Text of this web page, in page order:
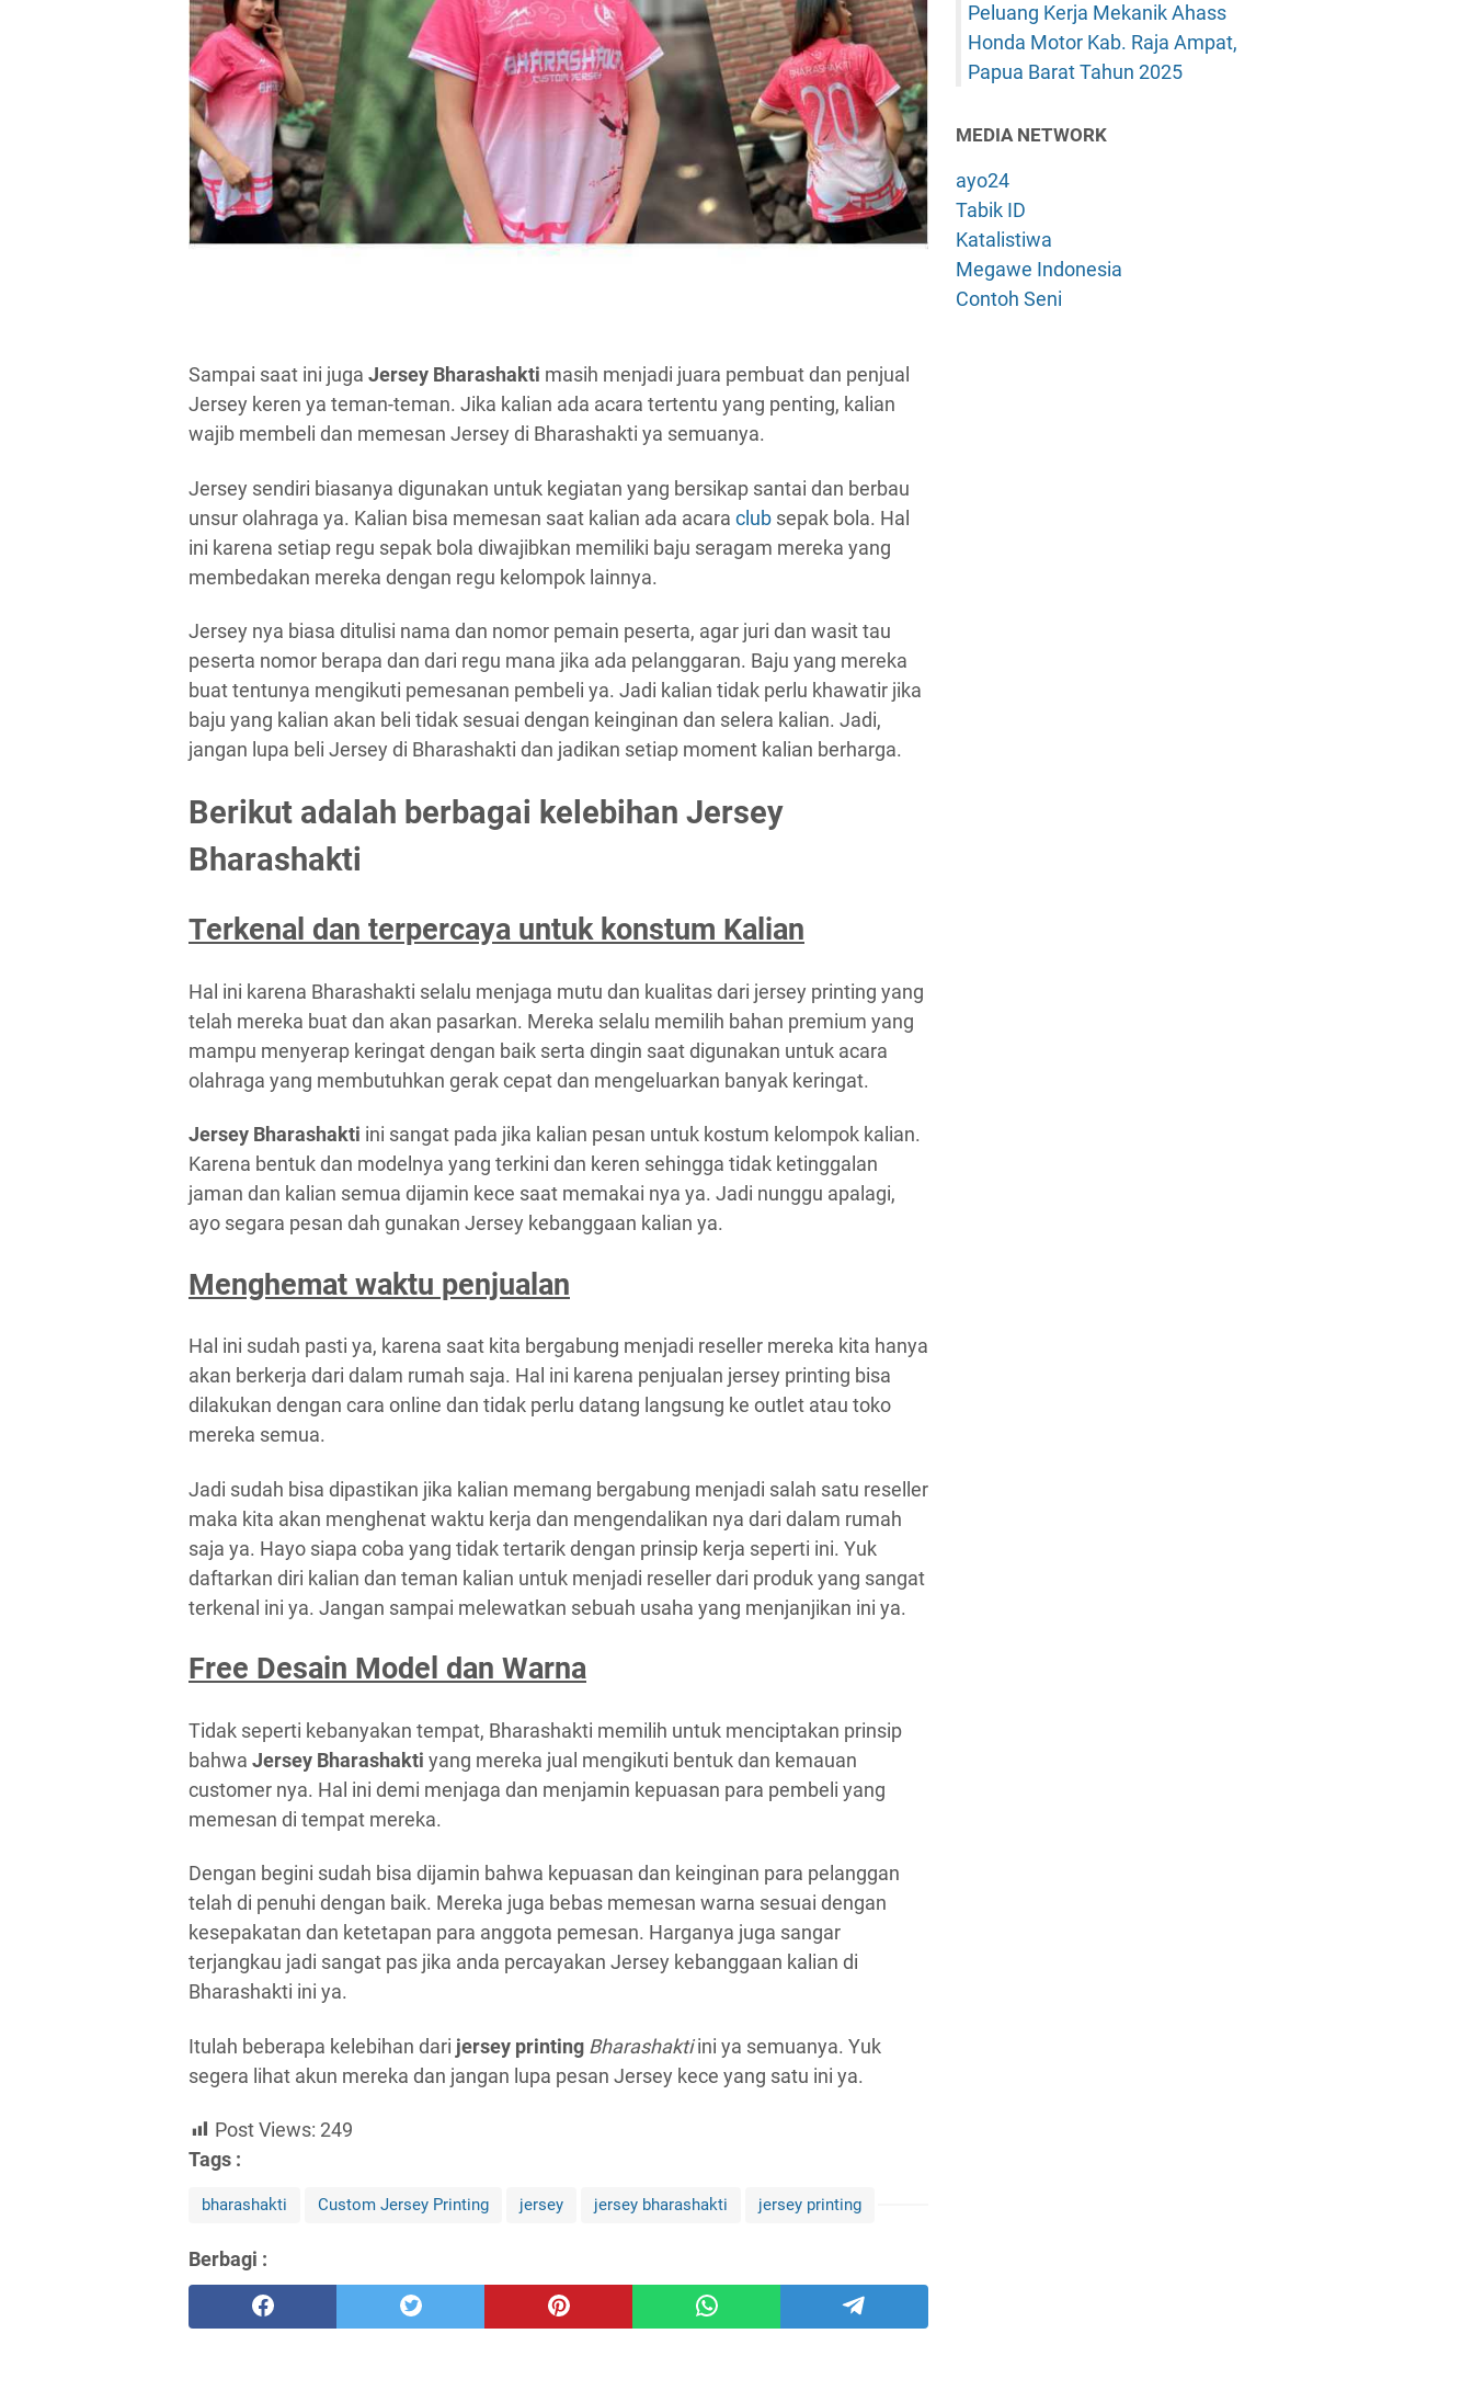
Sampai saat ini juga Jersey Bharashakti masih menjadi juara pembuat dan penjual
Jersey keren ya teman-teman. Jika kalian ada acara tertentu yang penting, kalian
wajib membeli dan memesan Jersey di Bharashakti ya semuanya.
Jersey sendiri biasanya digunakan untuk kegiatan yang bersikap santai dan berbau
unsur olahraga ya. Kalian bisa memesan saat kalian ada acara club sepak bola. Hal
ini karena setiap regu sepak bola diwajibkan memiliki baju seragam mereka yang
membedakan mereka dengan regu kelompok lainnya.
Jersey nya biasa ditulisi nama dan nomor pemain peserta, agar juri dan wasit tau
peserta nomor berapa dan dari regu mana jika ada pelanggaran. Baju yang mereka
buat tentunya mengikuti pemesanan pembeli ya. Jadi kalian tidak perlu khawatir jika
baju yang kalian akan beli tidak sesuai dengan keinginan dan selera kalian. Jadi,
jangan lupa beli Jersey di Bharashakti dan jadikan setiap moment kalian berharga.
Berikut adalah berbagai kelebihan Jersey
Bharashakti
Terkenal dan terpercaya untuk konstum Kalian
Hal ini karena Bharashakti selalu menjaga mutu dan kualitas dari jersey printing yang
telah mereka buat dan akan pasarkan. Mereka selalu memilih bahan premium yang
mampu menyerap keringat dengan baik serta dingin saat digunakan untuk acara
olahraga yang membutuhkan gerak cepat dan mengeluarkan banyak keringat.
Jersey Bharashakti ini sangat pada jika kalian pesan untuk kostum kelompok kalian.
Karena bentuk dan modelnya yang terkini dan keren sehingga tidak ketinggalan
jaman dan kalian semua dijamin kece saat memakai nya ya. Jadi nunggu apalagi,
ayo segara pesan dah gunakan Jersey kebanggaan kalian ya.
Menghemat waktu penjualan
Hal ini sudah pasti ya, karena saat kita bergabung menjadi reseller mereka kita hanya
akan berkerja dari dalam rumah saja. Hal ini karena penjualan jersey printing bisa
dilakukan dengan cara online dan tidak perlu datang langsung ke outlet atau toko
mereka semua.
Jadi sudah bisa dipastikan jika kalian memang bergabung menjadi salah satu reseller
maka kita akan menghenat waktu kerja dan mengendalikan nya dari dalam rumah
saja ya. Hayo siapa coba yang tidak tertarik dengan prinsip kerja seperti ini. Yuk
daftarkan diri kalian dan teman kalian untuk menjadi reseller dari produk yang sangat
terkenal ini ya. Jangan sampai melewatkan sebuah usaha yang menjanjikan ini ya.
Free Desain Model dan Warna
Tidak seperti kebanyakan tempat, Bharashakti memilih untuk menciptakan prinsip
bahwa Jersey Bharashakti yang mereka jual mengikuti bentuk dan kemauan
customer nya. Hal ini demi menjaga dan menjamin kepuasan para pembeli yang
memesan di tempat mereka.
Dengan begini sudah bisa dijamin bahwa kepuasan dan keinginan para pelanggan
telah di penuhi dengan baik. Mereka juga bebas memesan warna sesuai dengan
kesepakatan dan ketetapan para anggota pemesan. Harganya juga sangar
terjangkau jadi sangat pas jika anda percayakan Jersey kebanggaan kalian di
Bharashakti ini ya.
Itulah beberapa kelebihan dari jersey printing Bharashaktiini ya semuanya. Yuk
segera lihat akun mereka dan jangan lupa pesan Jersey kece yang satu ini ya.
Post Views: 249
Tags :
bharashakti Custom Jersey Printing jersey jersey bharashakti jersey printing
Berbagi :
Peluang Kerja Mekanik Ahass
Honda Motor Kab. Raja Ampat,
Papua Barat Tahun 2025
MEDIA NETWORK
ayo24
Tabik ID
Katalistiwa
Megawe Indonesia
Contoh Seni